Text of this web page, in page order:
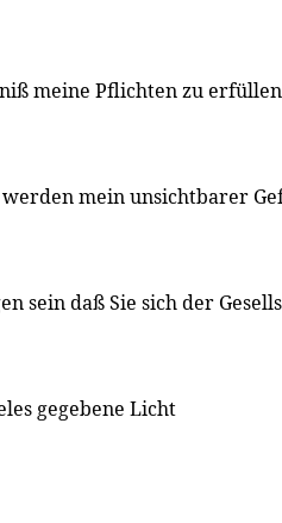
meine Pflichten zu
mein unsichtbarer
sein daß Sie sich der
gegebene Licht